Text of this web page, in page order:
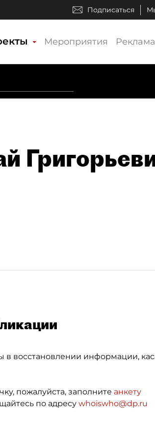
Подписаться
Мероприятия Реклама
в восстановлении информации,
пожалуйста, заполните анкету
по адресу whoiswho@dp.ru